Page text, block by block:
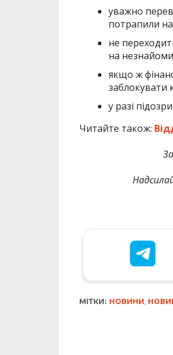
уважно
потрапили
не
на
якщо ж
заблокувати
у разі
Читайте також:
МІТКИ: НОВИНИ,